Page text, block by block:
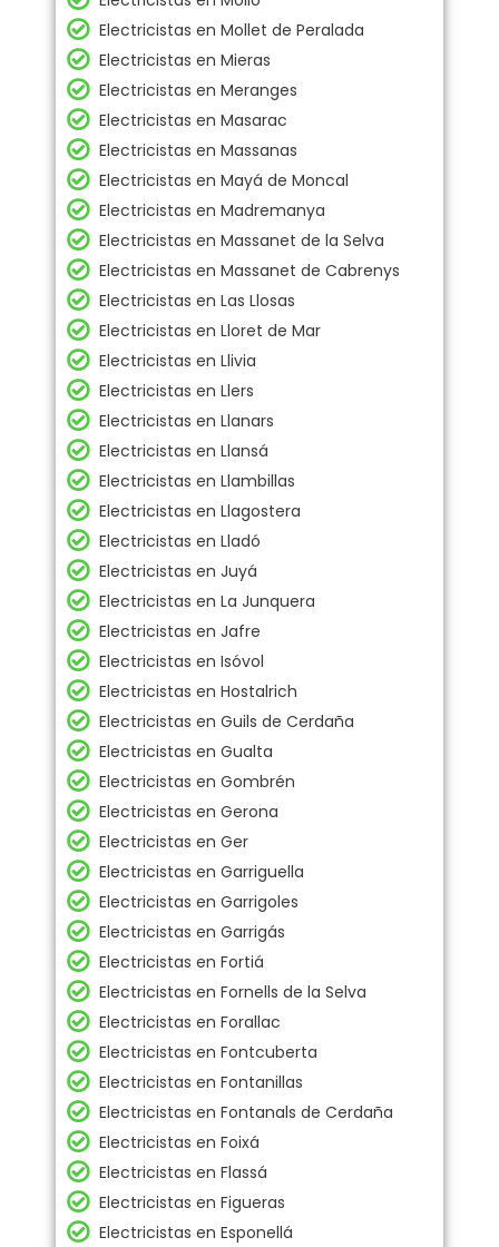
Electricistas en Mollet de Peralada
Electricistas en Mieras
Electricistas en Meranges
Electricistas en Masarac
Electricistas en Massanas
Electricistas en Mayá de Moncal
Electricistas en Madremanya
Electricistas en Massanet de la Selva
Electricistas en Massanet de Cabrenys
Electricistas en Las Llosas
Electricistas en Lloret de Mar
Electricistas en Llivia
Electricistas en Llers
Electricistas en Llanars
Electricistas en Llansá
Electricistas en Llambillas
Electricistas en Llagostera
Electricistas en Lladó
Electricistas en Juyá
Electricistas en La Junquera
Electricistas en Jafre
Electricistas en Isóvol
Electricistas en Hostalrich
Electricistas en Guils de Cerdaña
Electricistas en Gualta
Electricistas en Gombrén
Electricistas en Gerona
Electricistas en Ger
Electricistas en Garriguella
Electricistas en Garrigoles
Electricistas en Garrigás
Electricistas en Fortiá
Electricistas en Fornells de la Selva
Electricistas en Forallac
Electricistas en Fontcuberta
Electricistas en Fontanillas
Electricistas en Fontanals de Cerdaña
Electricistas en Foixá
Electricistas en Flassá
Electricistas en Figueras
Electricistas en Esponellá